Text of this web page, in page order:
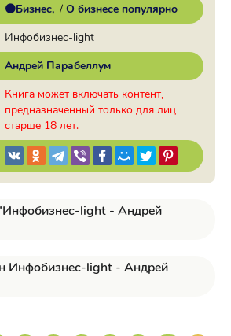
🟠Бизнес / О бизнесе популярно
Инфобизнес-light
Андрей Парабеллум
Книга может включать контент,
предназначенный только для лиц
старше 18 лет.
light - Андрей
Инфобизнес-light - Андрей